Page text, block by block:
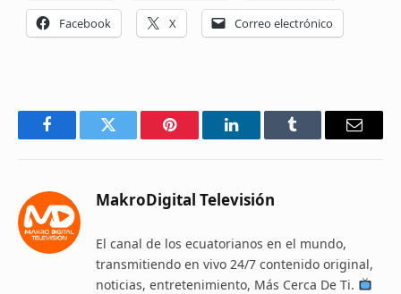
Facebook X Correo electrónico
FacebookTwitter Pinterest LinkedInTumblr Email
MakroDigital Televisión
El canal de los ecuatorianos en el mundo,
transmitiendo en vivo 24/7 contenido original,
noticias, entretenimiento, Más Cerca De Ti.